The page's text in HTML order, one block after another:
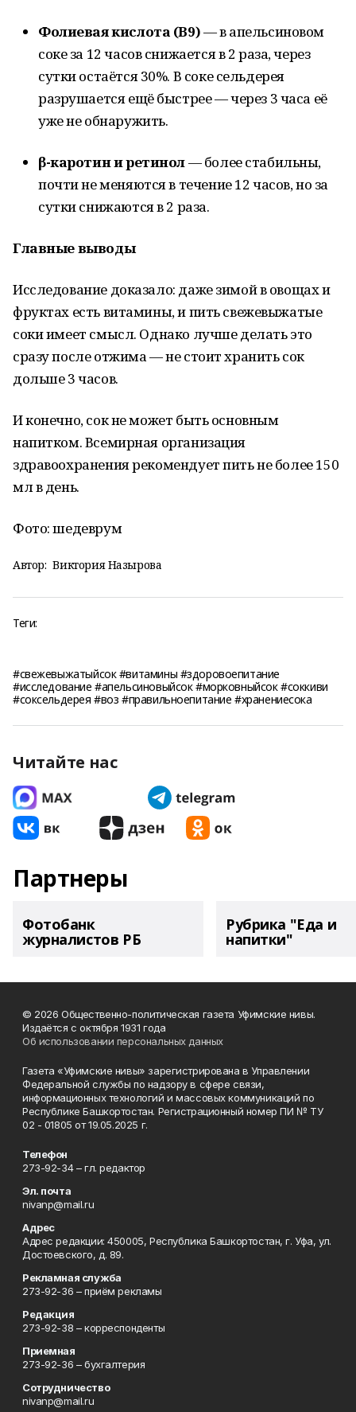
Фолиевая кислота (В9)— в апельсиновом
соке за 12 часов снижается в 2 раза, через
сутки остаётся 30%. В соке сельдерея
разрушается ещё быстрее — через 3 часа её
уже не обнаружить.
β-каротин и ретинол— более стабильны,
почти не меняются в течение 12 часов, но за
сутки снижаются в 2 раза.
Главные выводы
Исследование доказало: даже зимой в овощах и
фруктах есть витамины, и пить свежевыжатые
соки имеет смысл. Однако лучше делать это
сразу после отжима — не стоит хранить сок
дольше 3 часов.
И конечно, сок не может быть основным
напитком. Всемирная организация
здравоохранения рекомендует пить не более 150
мл в день.
Фото: шедеврум
Автор: Виктория Назырова
Теги:
#свежевыжатыйсок #витамины #здоровоепитание
#исследование #апельсиновыйсок #морковныйсок #соккиви
#соксельдерея #воз #правильноепитание #хранениесока
Читайте нас
Партнеры
Фотобанк
журналистов РБ
Рубрика "Еда и
напитки"
© 2026 Общественно-политическая газета Уфимские нивы.
Издаётся с октября 1931 года
Об использовании персональных данных
Газета «Уфимские нивы» зарегистрирована в Управлении
Федеральной службы по надзору в сфере связи,
информационных технологий и массовых коммуникаций по
Республике Башкортостан. Регистрационный номер ПИ № ТУ
02 - 01805 от 19.05.2025 г.
Телефон
273-92-34 – гл. редактор
Эл. почта
nivanp@mail.ru
Адрес
Адрес редакции: 450005, Республика Башкортостан, г. Уфа, ул.
Достоевского, д. 89.
Рекламная служба
273-92-36 – приём рекламы
Редакция
273-92-38 – корреспонденты
Приемная
273-92-36 – бухгалтерия
Сотрудничество
nivanp@mail.ru